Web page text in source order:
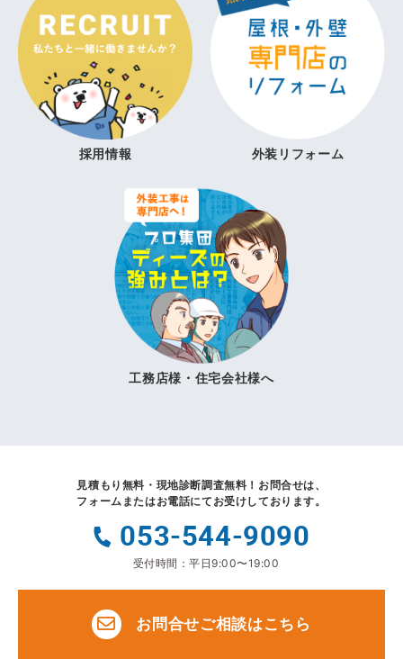
採用情報 外装リフォーム
工務店様・住宅会社様へ
見積もり無料・現地診断調査無料！ お問合せは、
フォームまたはお電話にてお受けしております。
053-544-9090
受付時間：平日9:00〜19:00
お問合せご相談はこちら